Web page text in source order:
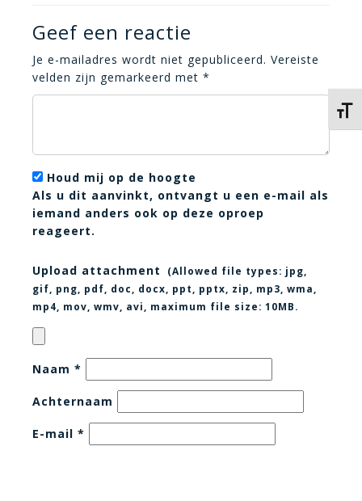
Geef een reactie
Je e-mailadres wordt niet gepubliceerd. Vereiste
velden zijn gemarkeerd met *
Houd mij op de hoogte
Als u dit aanvinkt, ontvangt u een e-mail als
iemand anders ook op deze oproep
reageert.
Upload attachment (Allowed file types: jpg,
gif, png, pdf, doc, docx, ppt, pptx, zip, mp3, wma,
mp4, mov, wmv, avi
, maximum file size: 10MB.
Naam *
Achternaam
E-mail *